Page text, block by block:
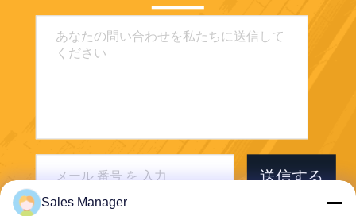
送信する
Sales Manager